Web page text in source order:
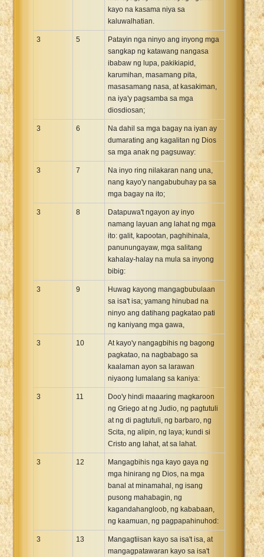
kayo na kasama niya sa
kaluwalhatian.
3 5
Patayin nga ninyo ang inyong mga
sangkap ng katawang nangasa
ibabaw ng lupa, pakikiapid,
karumihan, masamang pita,
masasamang nasa, at kasakiman,
na iya'y pagsamba sa mga
diosdiosan;
3 6
Na dahil sa mga bagay na iyan ay
dumarating ang kagalitan ng Dios
sa mga anak ng pagsuway:
3 7
Na inyo ring nilakaran nang una,
nang kayo'y nangabubuhay pa sa
mga bagay na ito;
3 8
Datapuwa't ngayon ay inyo
namang layuan ang lahat ng mga
ito: galit, kapootan, paghihinala,
panunungayaw, mga salitang
kahalay-halay na mula sa inyong
bibig:
3 9
Huwag kayong mangagbubulaan
sa isa't isa; yamang hinubad na
ninyo ang datihang pagkatao pati
ng kaniyang mga gawa,
3 10
At kayo'y nangagbihis ng bagong
pagkatao, na nagbabago sa
kaalaman ayon sa larawan
niyaong lumalang sa kaniya:
3 11
Doo'y hindi maaaring magkaroon
ng Griego at ng Judio, ng pagtutuli
at ng di pagtutuli, ng barbaro, ng
Scita, ng alipin, ng laya; kundi si
Cristo ang lahat, at sa lahat.
3 12
Mangagbihis nga kayo gaya ng
mga hinirang ng Dios, na mga
banal at minamahal, ng isang
pusong mahabagin, ng
kagandahangloob, ng kababaan,
ng kaamuan, ng pagpapahinuhod:
3 13
Mangagtiisan kayo sa isa't isa, at
mangagpatawaran kayo sa isa't